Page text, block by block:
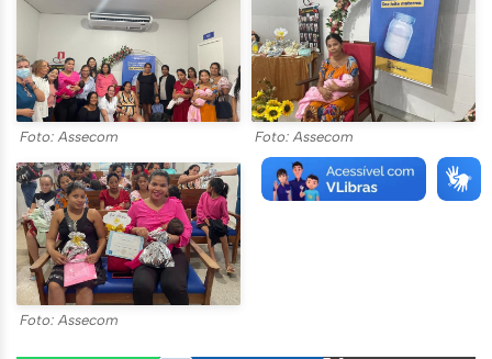
Foto: Assecom Foto: Assecom
Foto: Assecom